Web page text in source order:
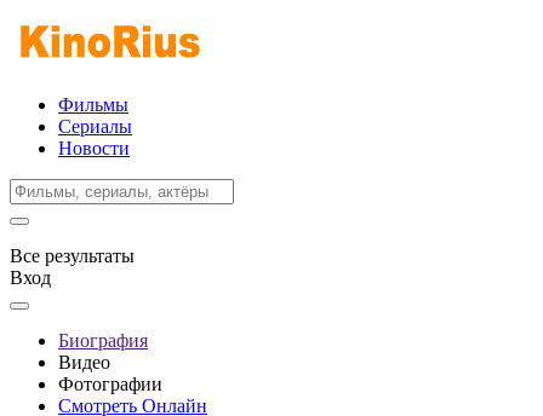
Фильмы
Сериалы
Новости
Все результаты
Вход
Биография
Видео
Фотографии
Смотреть Онлайн